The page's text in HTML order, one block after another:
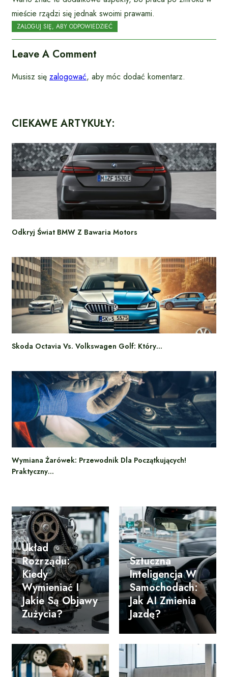
mieście rządzi się jednak swoimi prawami.
ZALOGUJ SIĘ, ABY ODPOWIEDZIEĆ
Leave A Comment
Musisz się zalogować, aby móc dodać komentarz.
CIEKAWE ARTYKUŁY:
Odkryj Świat BMW Z Bawaria Motors
Skoda Octavia Vs. Volkswagen Golf: Który…
Wymiana Żarówek: Przewodnik Dla Początkujących!
Praktyczny…
Układ
Rozrządu:
Kiedy
Wymieniać I
Jakie Są Objawy
Zużycia?
Sztuczna
Inteligencja W
Samochodach:
Jak AI Zmienia
Jazdę?